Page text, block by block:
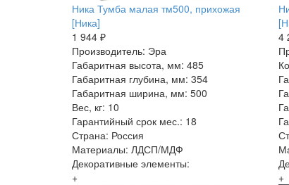
Ника Тумба малая тм500, прихожая
[Ника]
1 944 ₽
Производитель: Эра
Габаритная высота, мм: 485
Габаритная глубина, мм: 354
Габаритная ширина, мм: 500
Вес, кг: 10
Гарантийный срок мес.: 18
Страна: Россия
Материалы: ЛДСП/МДФ
Декоративные элементы:
+
4
+